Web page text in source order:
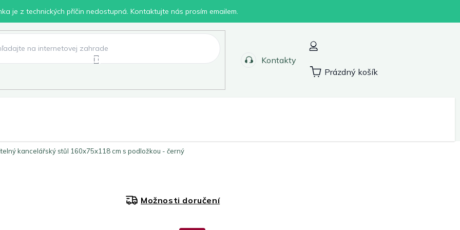
je z technických příčin nedostupná. Kontaktujte nás prosím emailem.
Kontakty
Nákupní
Prázdný košík
kancelářský stůl 160x75x118 cm s podložkou - černý
Možnosti doručení